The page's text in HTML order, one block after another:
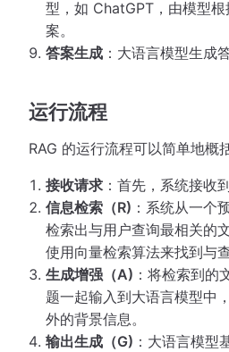
型，如 ChatGPT，由模型
案。
答案生成 ：大语言模型生成
运行流程
RAG 的运行流程可以简单地概
接收请求 ：首先，系统接收
信息检索（R) ：系统从一个
检索出与用户查询最相关的
使用向量检索算法来找到与
生成增强（A) ：将检索到的
题一起输入到大语言模型中
外的背景信息。
输出生成（G) ：大语言模型